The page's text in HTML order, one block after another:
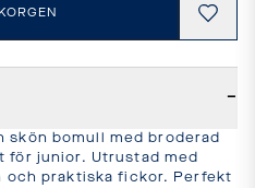
−
skön bomull med broderad
för junior. Utrustad med
och praktiska fickor. Perfekt